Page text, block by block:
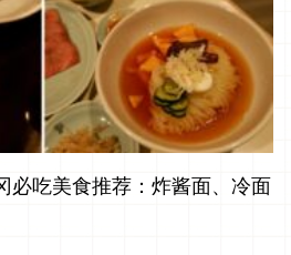
必吃美食推荐：炸酱面、冷面